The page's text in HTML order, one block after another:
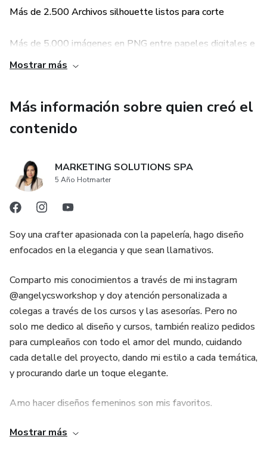
Más de 2.500 Archivos silhouette listos para corte
Más de 5.000 imágenes en PNG entre papeles digitales e
imágenes trazadas para hacer tus propios diseños
Mostrar más
Más información sobre quien creó el
contenido
MARKETING SOLUTIONS SPA
5 Año Hotmarter
Soy una crafter apasionada con la papelería, hago diseño
enfocados en la elegancia y que sean llamativos.
Comparto mis conocimientos a través de mi instagram
@angelycsworkshop y doy atención personalizada a
colegas a través de los cursos y las asesorías. Pero no
solo me dedico al diseño y cursos, también realizo pedidos
para cumpleaños con todo el amor del mundo, cuidando
cada detalle del proyecto, dando mi estilo a cada temática,
y procurando darle un toque elegante.
Amo hacer diseños femeninos son mis favoritos.
Te invito a ver mi página y adquirir nuestros hermosos
Mostrar más